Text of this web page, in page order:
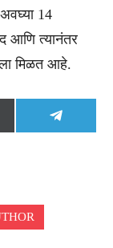
14
आणि त्यानंतर
मिळत आहे.
Share
on